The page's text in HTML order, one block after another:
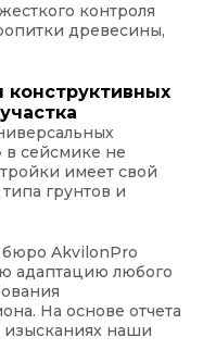
контроля
древесины,
конструктивных
в сейсмике не
имеет свой
грунтов и
бюро AkvilonPro
адаптацию любого
На основе отчета
изысканиях наши